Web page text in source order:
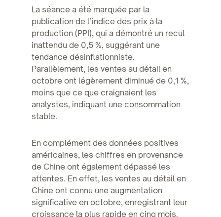
La séance a été marquée par la
publication de l’indice des prix à la
production (PPI), qui a démontré un recul
inattendu de 0,5 %, suggérant une
tendance désinflationniste.
Parallèlement, les ventes au détail en
octobre ont légèrement diminué de 0,1 %,
moins que ce que craignaient les
analystes, indiquant une consommation
stable.
En complément des données positives
américaines, les chiffres en provenance
de Chine ont également dépassé les
attentes. En effet, les ventes au détail en
Chine ont connu une augmentation
significative en octobre, enregistrant leur
croissance la plus rapide en cinq mois.